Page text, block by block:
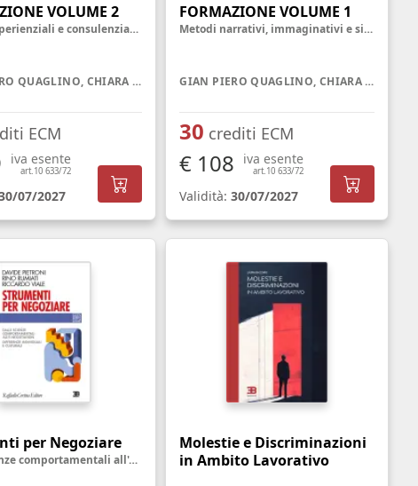
VOLUME 2
Metodi esperienziali e consulenziali uno-a-uno
GIAN PIERO QUAGLINO, CHIARA GHISLIERI
ECM
iva esente
art.10 633/72
07/2027
FORMAZIONE VOLUME 1
Metodi narrativi, immaginativi e simbolici
GIAN PIERO QUAGLINO, CHIARA GHISLIERI
30 crediti ECM
€ 108 iva esente
art.10 633/72
Validità:30/07/2027
per Negoziare
Dalle scienze comportamentali all'e-negotiation. Differenze individuali e culturali
Molestie e Discriminazioni
in Ambito Lavorativo